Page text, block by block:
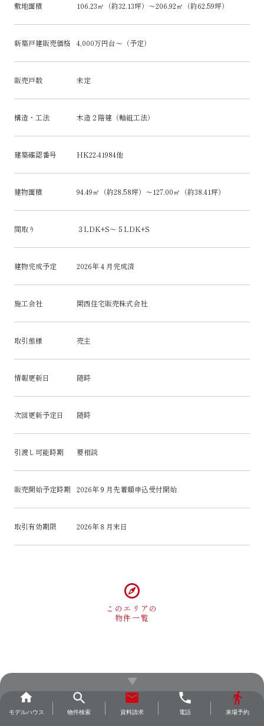
home
モデルハウス
search
物件検索
email
資料請求
phone
電話
directions_walk
来場予約
敷地面積 106.23㎡（約32.13坪）～206.92㎡（約62.59坪）
新築戸建販売価格 4,000万円台～（予定）
販売戸数 未定
構造・工法 木造２階建（軸組工法）
建築確認番号 HK22-41984他
建物面積 94.49㎡（約28.58坪）～127.00㎡（約38.41坪）
間取り ３LDK+S～５LDK+S
建物完成予定 2026年４月完成済
施工会社 関西住宅販売株式会社
取引態様 売主
情報更新日 随時
次回更新予定日 随時
引渡し可能時期 要相談
販売開始予定時期 2026年９月先着順申込受付開始
取引有効期限 2026年８月末日
このエリアの
物件一覧